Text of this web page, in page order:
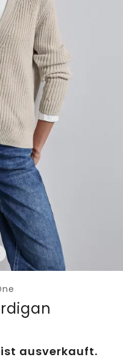
ausverkauft.